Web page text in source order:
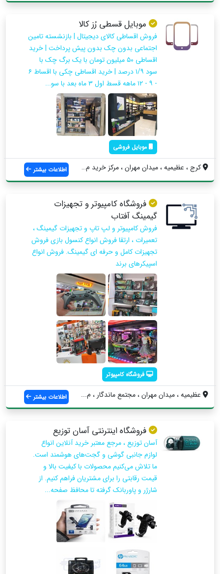
موبایل قسطی رُز کالا
فروش اقساطی کالای دیجیتال | بازنشسته تامین
اجتماعی بدون چک بدون پیش پرداخت | خرید
اقساطی ۵۰ میلیون تومان با یک برگ چک با
سود ۱/۹ درصد | خرید اقساطی چکی با اقساط ۶
- ۹ - ۱۲ ماهه قسط اول ۳ ماه بعد با سو...
موبایل فروشی
کرج ، عظیمیه ، میدان مهران ، مرکز خرید م... اطلاعات بیشتر
فروشگاه کامپیوتر و تجهیزات
گیمینگ آفتاب
فروش کامپیوتر و لپ تاپ و تجهیزات گیمینگ ،
تعمیرات ، ارتقا فروش انواع کنسول بازی فروش
تجهیزات کامل و حرفه ای گیمینگ. فروش انواع
اسپیکرهای برند
فروشگاه کامپیوتر
عظیمیه ، میدان مهران ، مجتمع ماندگار ، م... اطلاعات بیشتر
فروشگاه اینترنتی آسان توزیع
آسان توزیع ، مرجع معتبر خرید آنلاین انواع
لوازم جانبی گوشی و گجت‌های هوشمند است.
ما تلاش می‌کنیم محصولات با کیفیت بالا و
قیمت رقابتی را برای مشتریان فراهم کنیم. از
شارژر و پاوربانک گرفته تا محافظ صفحه...